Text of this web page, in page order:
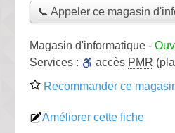
📞 Appeler ce magasin
Magasin d'informatique -
Services :
accès PMR
Recommander ce
Améliorer cette fiche